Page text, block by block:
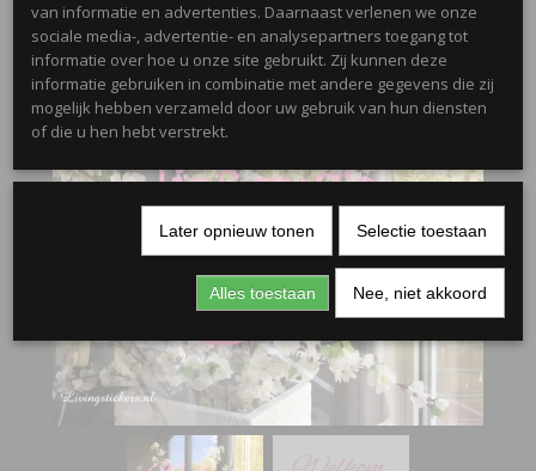
NAAM EN GEBOORTEJAAR
van informatie en advertenties. Daarnaast verlenen we onze
sociale media-, advertentie- en analysepartners toegang tot
informatie over hoe u onze site gebruikt. Zij kunnen deze
informatie gebruiken in combinatie met andere gegevens die zij
mogelijk hebben verzameld door uw gebruik van hun diensten
of die u hen hebt verstrekt.
Later opnieuw tonen Selectie toestaan
Alles toestaan Nee, niet akkoord